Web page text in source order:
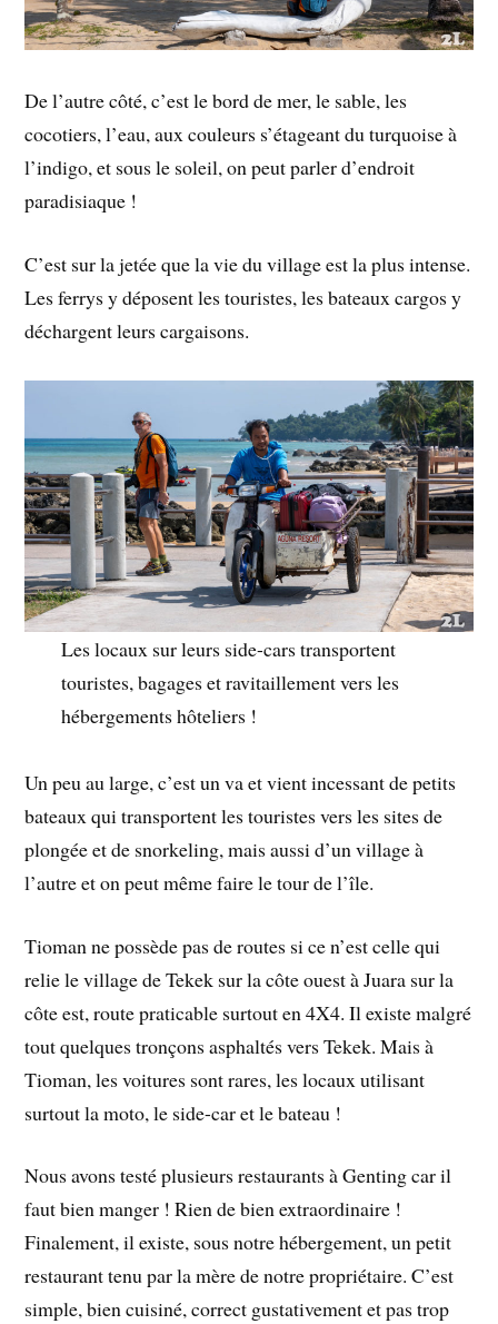
De l’autre côté, c’est le bord de mer, le sable, les
cocotiers, l’eau, aux couleurs s’étageant du turquoise à
l’indigo, et sous le soleil, on peut parler d’endroit
paradisiaque !
C’est sur la jetée que la vie du village est la plus intense.
Les ferrys y déposent les touristes, les bateaux cargos y
déchargent leurs cargaisons.
Les locaux sur leurs side-cars transportent
touristes, bagages et ravitaillement vers les
hébergements hôteliers !
Un peu au large, c’est un va et vient incessant de petits
bateaux qui transportent les touristes vers les sites de
plongée et de snorkeling, mais aussi d’un village à
l’autre et on peut même faire le tour de l’île.
Tioman ne possède pas de routes si ce n’est celle qui
relie le village de Tekek sur la côte ouest à Juara sur la
côte est, route praticable surtout en 4X4. Il existe malgré
tout quelques tronçons asphaltés vers Tekek. Mais à
Tioman, les voitures sont rares, les locaux utilisant
surtout la moto, le side-car et le bateau !
Nous avons testé plusieurs restaurants à Genting car il
faut bien manger ! Rien de bien extraordinaire !
Finalement, il existe, sous notre hébergement, un petit
restaurant tenu par la mère de notre propriétaire. C’est
simple, bien cuisiné, correct gustativement et pas trop